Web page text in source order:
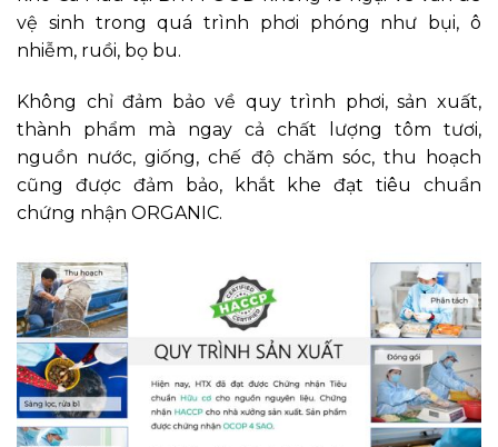
vệ sinh trong quá trình phơi phóng như bụi, ô
nhiễm, ruồi, bọ bu.
Không chỉ đảm bảo về quy trình phơi, sản xuất,
thành phẩm mà ngay cả chất lượng tôm tươi,
nguồn nước, giống, chế độ chăm sóc, thu hoạch
cũng được đảm bảo, khắt khe đạt tiêu chuẩn
chứng nhận ORGANIC.